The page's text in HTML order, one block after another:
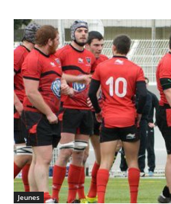
Jeunes